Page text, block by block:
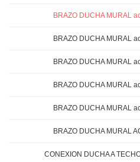
BRAZO DUCHA MURAL
BRAZO DUCHA MURAL
BRAZO DUCHA MURAL
BRAZO DUCHA MURAL
BRAZO DUCHA MURAL
BRAZO DUCHA MURAL
CONEXION DUCHA A